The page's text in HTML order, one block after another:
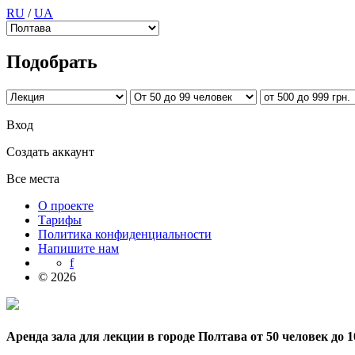
RU /UA
Подобрать
Вход
Создать аккаунт
Все места
О проекте
Тарифы
Политика конфиденциальности
Напишите нам
f
© 2026
Аренда зала для лекции в городе Полтава от 50 человек до